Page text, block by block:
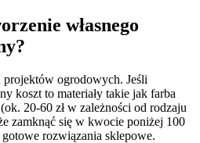
własnego
projektów ogrodowych. Jeśli
koszt to materiały takie jak farba
20-60 zł w zależności od rodzaju
zamknąć się w kwocie poniżej 100
gotowe rozwiązania sklepowe.